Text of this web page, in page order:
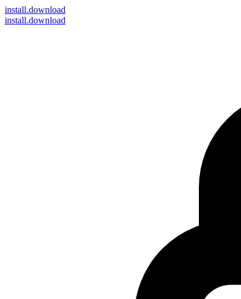
install.download
install.download